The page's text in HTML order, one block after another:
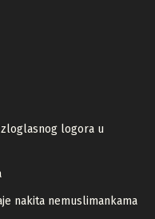
logora u
nakita nemuslimankama